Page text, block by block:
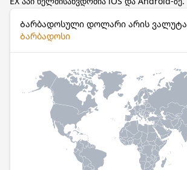
Ბარბადოსული დოლარი არის ვალუტა
Ბარბადოსი